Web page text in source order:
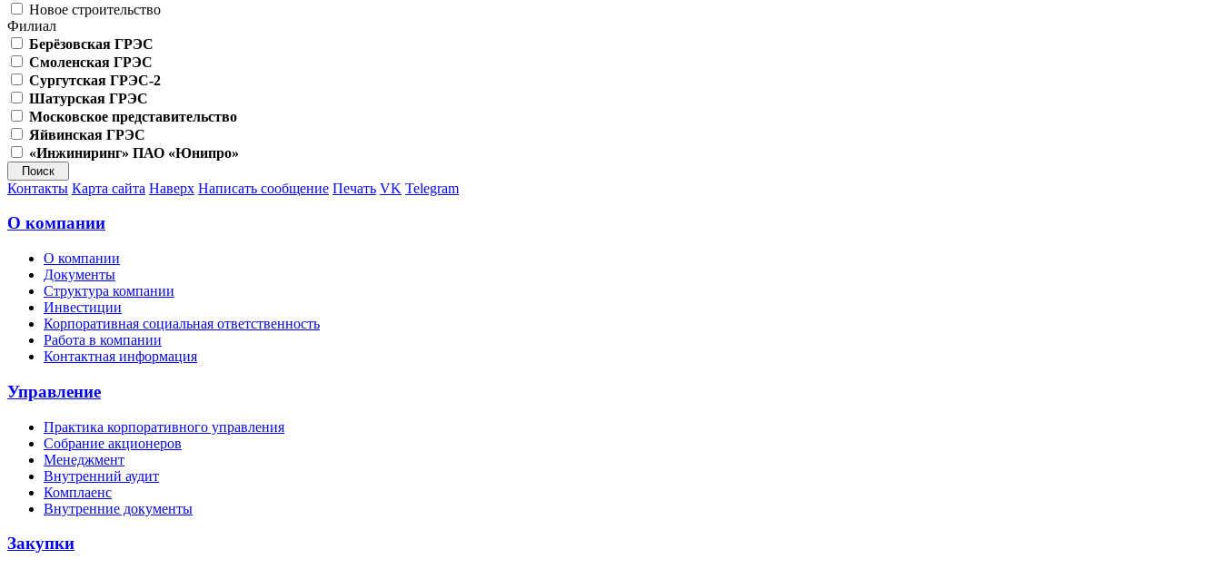
Новое строительство
Филиал
Берёзовская ГРЭС
Смоленская ГРЭС
Сургутская ГРЭС-2
Шатурская ГРЭС
Московское представительство
Яйвинская ГРЭС
«Инжиниринг» ПАО «Юнипро»
Контакты Карта сайта Наверх Написать сообщение Печать VK Telegram
О компании
О компании
Документы
Структура компании
Инвестиции
Корпоративная социальная ответственность
Работа в компании
Контактная информация
Управление
Практика корпоративного управления
Собрание акционеров
Менеджмент
Внутренний аудит
Комплаенс
Внутренние документы
Закупки